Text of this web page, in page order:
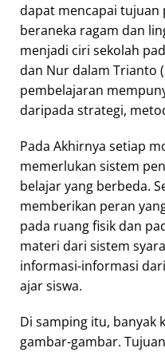
dapat mencapai tujuan
beraneka ragam dan
menjadi ciri sekolah
dan Nur dalam Trianto
pembelajaran
daripada strategi,
Pada Akhirnya setiap
memerlukan sistem
belajar yang berbeda.
memberikan peran
pada ruang fisik dan
materi dari sistem
informasi-informasi
ajar siswa.
Di samping itu, banyak
gambar-gambar.